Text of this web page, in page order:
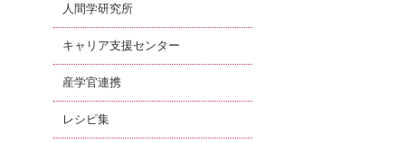
人間学研究所
キャリア支援センター
産学官連携
レシピ集